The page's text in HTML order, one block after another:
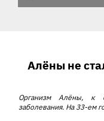
Алёны не
Организм Алёны, к
заболевания. На 33-ем